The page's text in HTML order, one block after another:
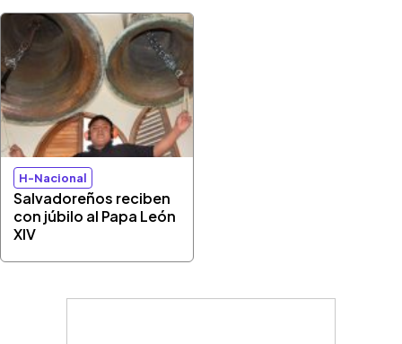
H-Nacional
Salvadoreños reciben
con júbilo al Papa León
XIV